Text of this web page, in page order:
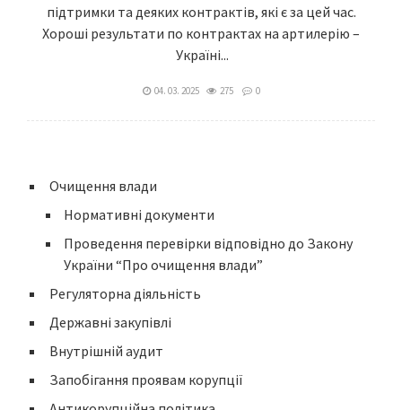
підтримки та деяких контрактів, які є за цей час.
Хороші результати по контрактах на артилерію –
Україні...
04. 03. 2025 275 0
Очищення влади
Нормативні документи
Проведення перевірки відповідно до Закону
України “Про очищення влади”
Регуляторна діяльність
Державні закупівлі
Внутрішній аудит
Запобігання проявам корупції